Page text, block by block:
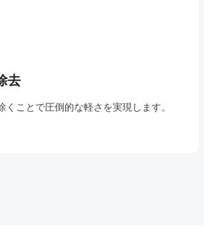
去
くことで圧倒的な軽さを実現します。